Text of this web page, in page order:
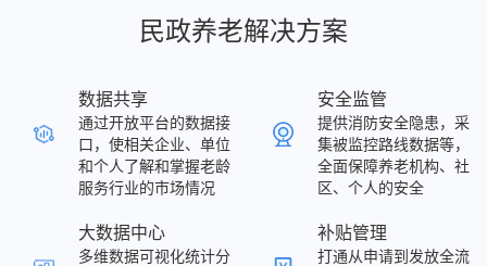
民政养老解决方案
数据共享
通过开放平台的数据接
口，使相关企业、单位
和个人了解和掌握老龄
服务行业的市场情况
安全监管
提供消防安全隐患，采
集被监控路线数据等，
全面保障养老机构、社
区、个人的安全
大数据中心
多维数据可视化统计分
补贴管理
打通从申请到发放全流